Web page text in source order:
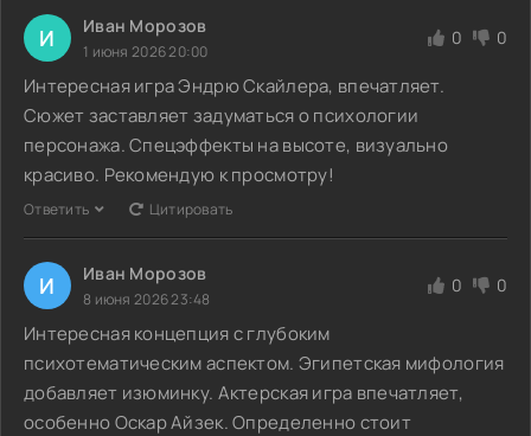
И Иван Морозов
1 июня 2026 20:00
0 0
Интересная игра Эндрю Скайлера, впечатляет.
Сюжет заставляет задуматься о психологии
персонажа. Спецэффекты на высоте, визуально
красиво. Рекомендую к просмотру!
Ответить Цитировать
И Иван Морозов
8 июня 2026 23:48
0 0
Интересная концепция с глубоким
психотематическим аспектом. Эгипетская мифология
добавляет изюминку. Актерская игра впечатляет,
особенно Оскар Айзек. Определенно стоит